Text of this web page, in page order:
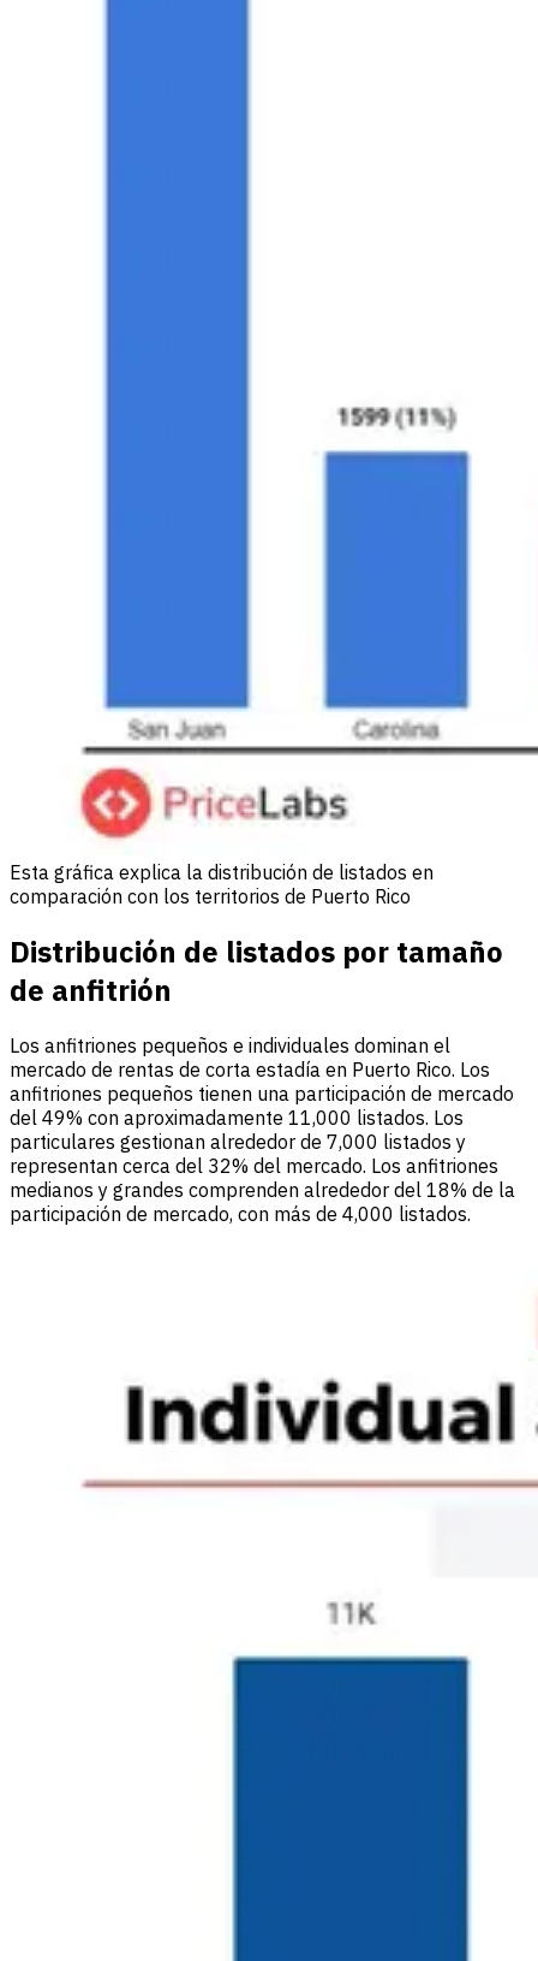
Esta gráfica explica la distribución de listados en
comparación con los territorios de Puerto Rico
Distribución de listados por tamaño
de anfitrión
Los anfitriones pequeños e individuales dominan el
mercado de rentas de corta estadía en Puerto Rico. Los
anfitriones pequeños tienen una participación de mercado
del 49% con aproximadamente 11,000 listados. Los
particulares gestionan alrededor de 7,000 listados y
representan cerca del 32% del mercado. Los anfitriones
medianos y grandes comprenden alrededor del 18% de la
participación de mercado, con más de 4,000 listados.